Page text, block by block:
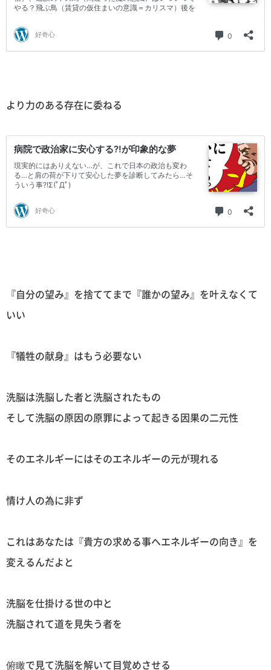
より力のある存在に委ねる
『自分の望み』を捨ててまで『誰かの望み』を叶えなくて
いい
『犠牲の献身』はもう必要ない
洗脳は洗脳した者と洗脳されたもの
そして洗脳の原因の原罪によって起きる因果の二元性
そのエネルギーにはそのエネルギーの元が現れる
情け人の為に非ず
これはあなたは『貴方の求める事へエネルギーの向き』を
変えるんだよと
洗脳を仕掛ける世の中と
洗脳されて道を見失う者を
俯瞰で見て洗脳を解いて目覚めさせる